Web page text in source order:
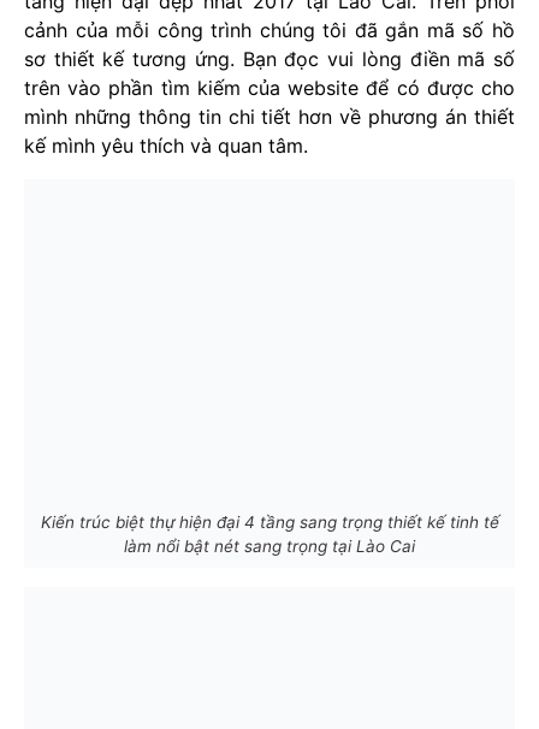
cảnh của mỗi công trình chúng tôi đã gắn mã số hồ
sơ thiết kế tương ứng. Bạn đọc vui lòng điền mã số
trên vào phần tìm kiếm của website để có được cho
mình những thông tin chi tiết hơn về phương án thiết
kế mình yêu thích và quan tâm.
Kiến trúc biệt thự hiện đại 4 tầng sang trọng thiết kế tinh tế
làm nổi bật nét sang trọng tại Lào Cai